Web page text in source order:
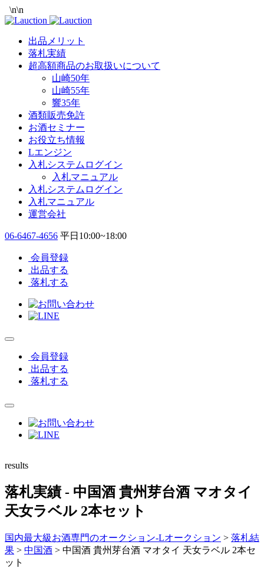
\n\n
出品メリット
落札実績
超高額商品のお取扱いについて
山崎50年
山崎55年
響35年
酒類販売免許
お酒セミナー
お役立ち情報
Lエンジン
入札システムログイン
入札マニュアル
入札システムログイン
入札マニュアル
運営会社
06-6467-4656 平日10:00~18:00
会員登録
出品する
落札する
会員登録
出品する
落札する
results
落札実績- 中国酒 貴州芽台酒 マオタイ
天女ラベル 2本セット
国内最大級お酒専門のオークション-Lオークション > 落札結
果 > 中国酒 > 中国酒 貴州芽台酒 マオタイ 天女ラベル 2本セ
ット